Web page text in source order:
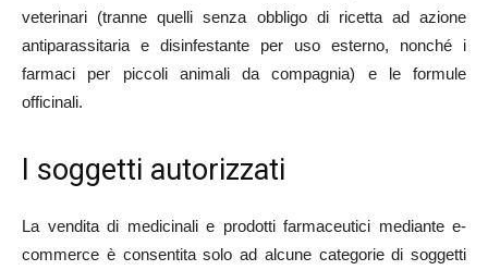
veterinari (tranne quelli senza obbligo di ricetta ad azione
antiparassitaria e disinfestante per uso esterno, nonché i
farmaci per piccoli animali da compagnia) e le formule
officinali.
I soggetti autorizzati
La vendita di medicinali e prodotti farmaceutici mediante e-
commerce è consentita solo ad alcune categorie di soggetti